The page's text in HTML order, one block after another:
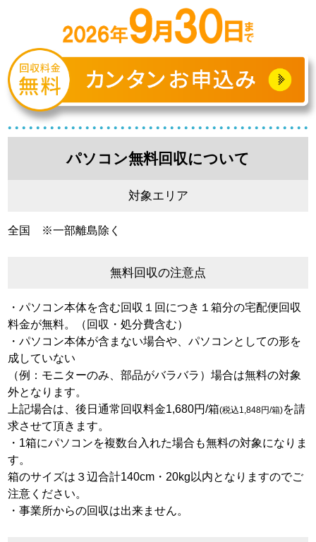
パソコン無料回収について
対象エリア
全国 ※一部離島除く
無料回収の注意点
・パソコン本体を含む回収１回につき１箱分の宅配便回収
料金が無料。（回収・処分費含む）
・パソコン本体が含まない場合や、パソコンとしての形を
成していない
（例：モニターのみ、部品がバラバラ）場合は無料の対象
外となります。
上記場合は、後日通常回収料金1,680円/箱(税込1,848円/箱)を請
求させて頂きます。
・1箱にパソコンを複数台入れた場合も無料の対象になりま
す。
箱のサイズは３辺合計140cm・20kg以内となりますのでご
注意ください。
・事業所からの回収は出来ません。